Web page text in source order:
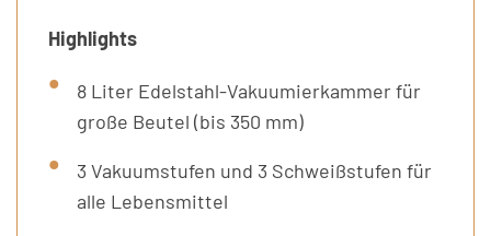
Highlights
8 Liter Edelstahl-Vakuumierkammer für
große Beutel (bis 350 mm)
3 Vakuumstufen und 3 Schweißstufen für
alle Lebensmittel